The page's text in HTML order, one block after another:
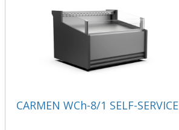
CARMEN WCh-8/1 SELF-SERVICE